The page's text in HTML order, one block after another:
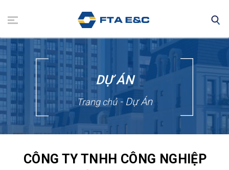
đến
dung
DỰ ÁN
Trang chủ- Dự Án
CÔNG TY TNHH CÔNG NGHIỆP